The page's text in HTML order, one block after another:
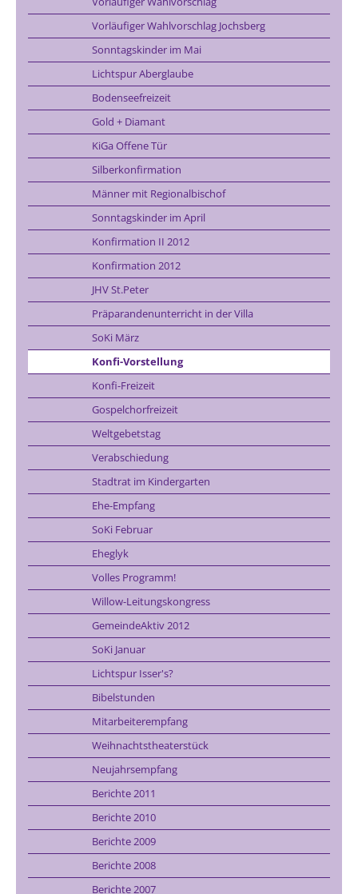
Vorläufiger Wahlvorschlag Jochsberg
Sonntagskinder im Mai
Lichtspur Aberglaube
Bodenseefreizeit
Gold + Diamant
KiGa Offene Tür
Silberkonfirmation
Männer mit Regionalbischof
Sonntagskinder im April
Konfirmation II 2012
Konfirmation 2012
JHV St.Peter
Präparandenunterricht in der Villa
SoKi März
Konfi-Vorstellung
Konfi-Freizeit
Gospelchorfreizeit
Weltgebetstag
Verabschiedung
Stadtrat im Kindergarten
Ehe-Empfang
SoKi Februar
Eheglyk
Volles Programm!
Willow-Leitungskongress
GemeindeAktiv 2012
SoKi Januar
Lichtspur Isser's?
Bibelstunden
Mitarbeiterempfang
Weihnachtstheaterstück
Neujahrsempfang
Berichte 2011
Berichte 2010
Berichte 2009
Berichte 2008
Berichte 2007